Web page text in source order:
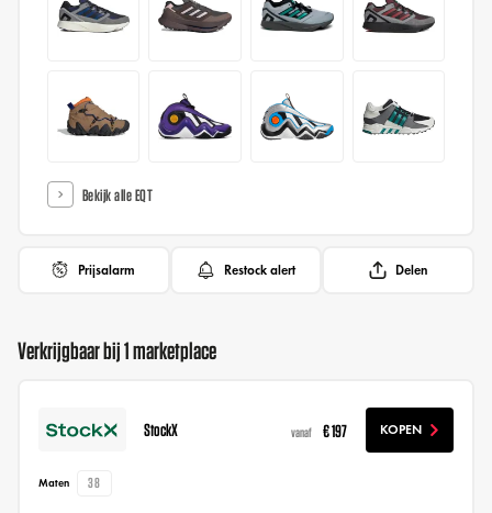
Bekijk alle EQT
Prijsalarm Restock alert Delen
Verkrijgbaar bij 1 marketplace
StockX vanaf € 197 KOPEN
Maten 38